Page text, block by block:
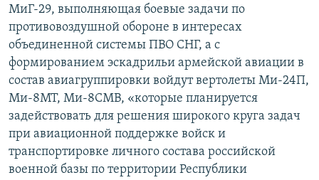
МиГ-29, выполняющая боевые задачи по
противовоздушной обороне в интересах
объединенной системы ПВО СНГ, а с
формированием эскадрильи армейской авиации в
состав авиагруппировки войдут вертолеты Ми-24П,
Ми-8МТ, Ми-8СМВ, «которые планируется
задействовать для решения широкого круга задач
при авиационной поддержке войск и
транспортировке личного состава российской
военной базы по территории Республики